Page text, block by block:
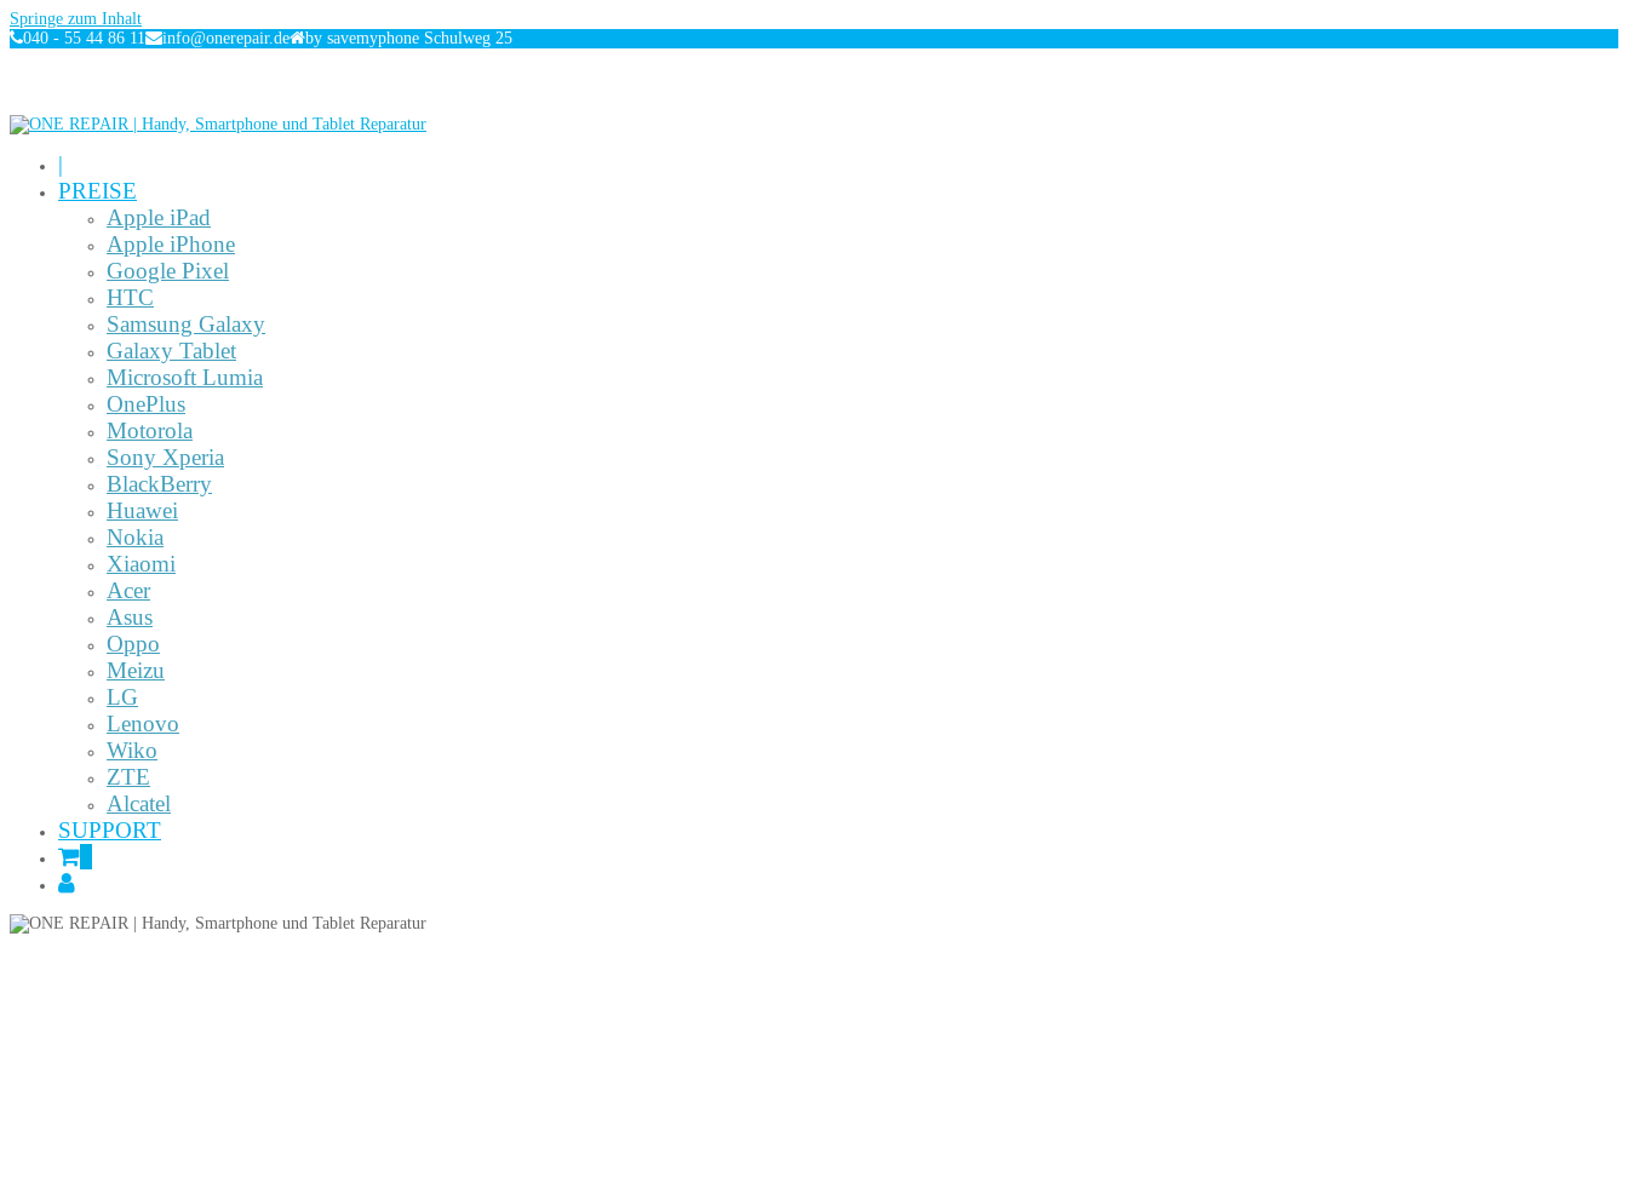
Springe zum Inhalt
040 - 55 44 86 11
info@onerepair.de by savemyphone Schulweg 25
|
PREISE
Apple iPad
Apple iPhone
Google Pixel
HTC
Samsung Galaxy
Galaxy Tablet
Microsoft Lumia
OnePlus
Motorola
Sony Xperia
BlackBerry
Huawei
Nokia
Xiaomi
Acer
Asus
Oppo
Meizu
LG
Lenovo
Wiko
ZTE
Alcatel
SUPPORT